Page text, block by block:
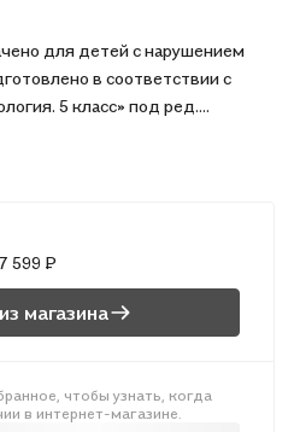
для детей с нарушением
в соответствии с
5 класс» под ред.
к печатному тексту.
, 7 599 ₽
магазина
чтобы узнать, когда
в интернет-магазине.